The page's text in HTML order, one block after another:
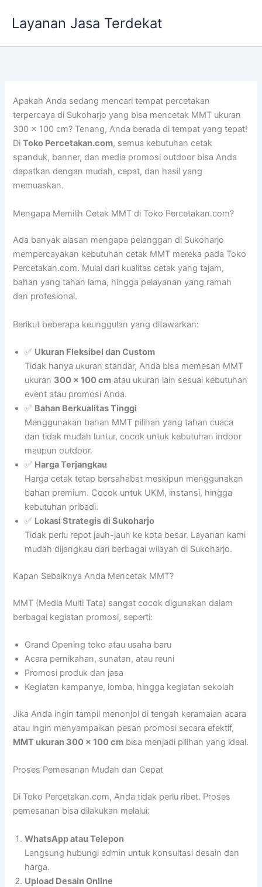
Layanan Jasa Terdekat
Apakah Anda sedang mencari tempat percetakan
terpercaya di Sukoharjo yang bisa mencetak MMT ukuran
300 x 100 cm? Tenang, Anda berada di tempat yang tepat!
DiToko Percetakan.com, semua kebutuhan cetak
spanduk, banner, dan media promosi outdoor bisa Anda
dapatkan dengan mudah, cepat, dan hasil yang
memuaskan.
Mengapa Memilih Cetak MMT di Toko Percetakan.com?
Ada banyak alasan mengapa pelanggan di Sukoharjo
mempercayakan kebutuhan cetak MMT mereka pada Toko
Percetakan.com. Mulai dari kualitas cetak yang tajam,
bahan yang tahan lama, hingga pelayanan yang ramah
dan profesional.
Berikut beberapa keunggulan yang ditawarkan:
✅ Ukuran Fleksibel dan Custom
Tidak hanya ukuran standar, Anda bisa memesan MMT
ukuran 300 x 100 cm atau ukuran lain sesuai kebutuhan
event atau promosi Anda.
✅ Bahan Berkualitas Tinggi
Menggunakan bahan MMT pilihan yang tahan cuaca
dan tidak mudah luntur, cocok untuk kebutuhan indoor
maupun outdoor.
✅ Harga Terjangkau
Harga cetak tetap bersahabat meskipun menggunakan
bahan premium. Cocok untuk UKM, instansi, hingga
kebutuhan pribadi.
✅ Lokasi Strategis di Sukoharjo
Tidak perlu repot jauh-jauh ke kota besar. Layanan kami
mudah dijangkau dari berbagai wilayah di Sukoharjo.
Kapan Sebaiknya Anda Mencetak MMT?
MMT (Media Multi Tata) sangat cocok digunakan dalam
berbagai kegiatan promosi, seperti:
Grand Opening toko atau usaha baru
Acara pernikahan, sunatan, atau reuni
Promosi produk dan jasa
Kegiatan kampanye, lomba, hingga kegiatan sekolah
Jika Anda ingin tampil menonjol di tengah keramaian acara
atau ingin menyampaikan pesan promosi secara efektif,
MMT ukuran 300 x 100 cm bisa menjadi pilihan yang ideal.
Proses Pemesanan Mudah dan Cepat
Di Toko Percetakan.com, Anda tidak perlu ribet. Proses
pemesanan bisa dilakukan melalui:
WhatsApp atau Telepon
Langsung hubungi admin untuk konsultasi desain dan
harga.
Upload Desain Online